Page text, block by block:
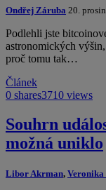
Ondřej Záruba 20.
Podlehli jste
astronomických
proč tomu tak…
Článek
0 shares3710 views
Souhrn
možná uniklo
Libor Akrman,